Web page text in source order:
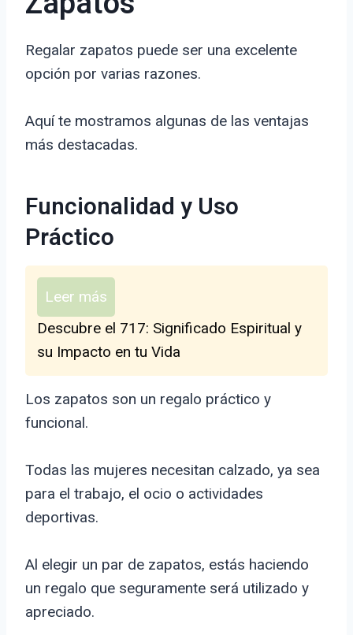
Regalar zapatos puede ser una excelente
opción por varias razones.
Aquí te mostramos algunas de las ventajas
más destacadas.
Funcionalidad y Uso
Práctico
Leer más
Descubre el 717: Significado Espiritual y
su Impacto en tu Vida
Los zapatos son un regalo práctico y
funcional.
Todas las mujeres necesitan calzado, ya sea
para el trabajo, el ocio o actividades
deportivas.
Al elegir un par de zapatos, estás haciendo
un regalo que seguramente será utilizado y
apreciado.